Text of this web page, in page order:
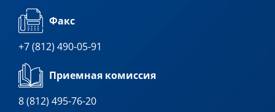
Факс
+7 (812) 490-05-91
Приемная комиссия
8 (812) 495-76-20